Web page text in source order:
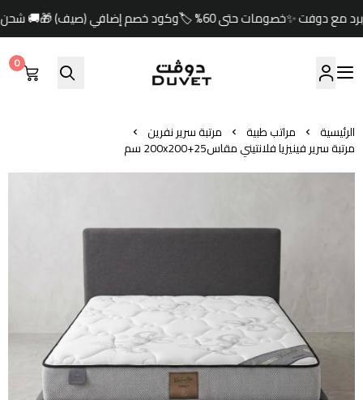
إضافي (صيف) 🎁🚚 شحن مجاني للطلبات ابتداءً من 349 ريال
مفارش دوفت | DUVET
0
الرئيسية مراتب طبية مرتبة سرير نفرين
مرتبة سرير فينيزيا فلانتيني مقاس200x200+25 سم